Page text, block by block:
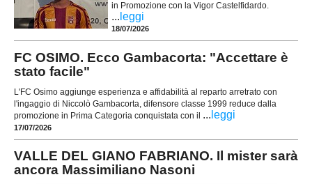
in Promozione con la Vigor Castelfidardo.
... leggi
18/07/2026
FC OSIMO. Ecco Gambacorta: "Accettare è
stato facile"
L'FC Osimo aggiunge esperienza e affidabilità al reparto arretrato con
l'ingaggio di Niccolò Gambacorta, difensore classe 1999 reduce dalla
promozione in Prima Categoria conquistata con il ... leggi
17/07/2026
VALLE DEL GIANO FABRIANO. Il mister sarà
ancora Massimiliano Nasoni